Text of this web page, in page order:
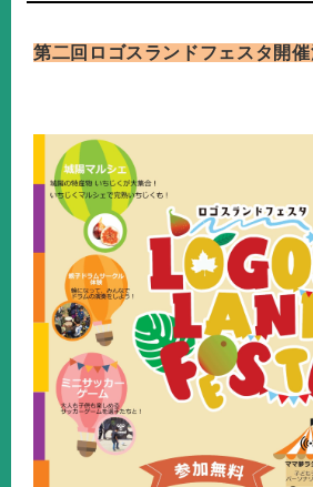
第二回ロゴスランドフェスタ開催